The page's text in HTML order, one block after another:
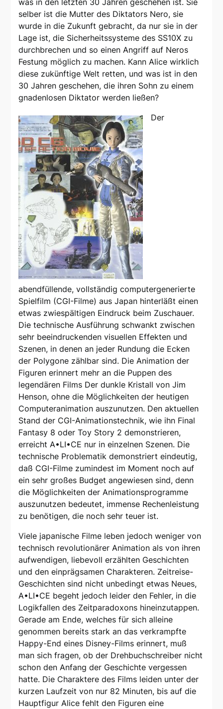
was in den letzten 30 Jahren geschehen ist. Sie
selber ist die Mutter des Diktators Nero, sie
wurde in die Zukunft gebracht, da nur sie in der
Lage ist, die Sicherheitssysteme des SS10X zu
durchbrechen und so einen Angriff auf Neros
Festung möglich zu machen. Kann Alice wirklich
diese zukünftige Welt retten, und was ist in den
30 Jahren geschehen, die ihren Sohn zu einem
gnadenlosen Diktator werden ließen?
Der
abendfüllende, vollständig computergenerierte
Spielfilm (CGI-Filme) aus Japan hinterläßt einen
etwas zwiespältigen Eindruck beim Zuschauer.
Die technische Ausführung schwankt zwischen
sehr beeindruckenden visuellen Effekten und
Szenen, in denen an jeder Rundung die Ecken
der Polygone zählbar sind. Die Animation der
Figuren erinnert mehr an die Puppen des
legendären Films Der dunkle Kristall von Jim
Henson, ohne die Möglichkeiten der heutigen
Computeranimation auszunutzen. Den aktuellen
Stand der CGI-Animationstechnik, wie ihn Final
Fantasy 8 oder Toy Story 2 demonstrieren,
erreicht A•LI•CE nur in einzelnen Szenen. Die
technische Problematik demonstriert eindeutig,
daß CGI-Filme zumindest im Moment noch auf
ein sehr großes Budget angewiesen sind, denn
die Möglichkeiten der Animationsprogramme
auszunutzen bedeutet, immense Rechenleistung
zu benötigen, die noch sehr teuer ist.
Viele japanische Filme leben jedoch weniger von
technisch revolutionärer Animation als von ihren
aufwendigen, liebevoll erzählten Geschichten
und den einprägsamen Charakteren. Zeitreise-
Geschichten sind nicht unbedingt etwas Neues,
A•LI•CE begeht jedoch leider den Fehler, in die
Logikfallen des Zeitparadoxons hineinzutappen.
Gerade am Ende, welches für sich alleine
genommen bereits stark an das verkrampfte
Happy-End eines Disney-Films erinnert, muß
man sich fragen, ob der Drehbuchschreiber nicht
schon den Anfang der Geschichte vergessen
hatte. Die Charaktere des Films leiden unter der
kurzen Laufzeit von nur 82 Minuten, bis auf die
Hauptfigur Alice fehlt den Figuren eine